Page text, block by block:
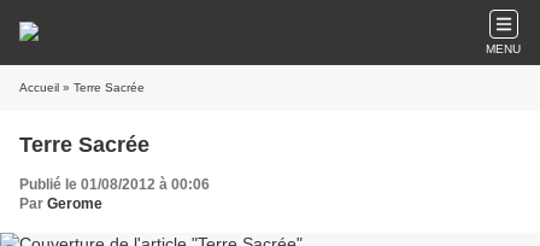
MENU
Accueil » Terre Sacrée
Terre Sacrée
Publié le 01/08/2012 à 00:06
Par Gerome